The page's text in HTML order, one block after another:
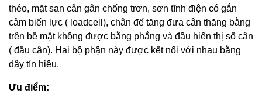
théo, mặt san cân gân chống trơn, sơn tĩnh điện có gắn
cảm biến lực ( loadcell), chân đế tăng đưa cân thăng bằng
trên bề mặt không được bằng phẳng và đầu hiển thị số cân
( đầu cân). Hai bộ phận này được kết nối với nhau bằng
dây tín hiệu.
Ưu điểm: